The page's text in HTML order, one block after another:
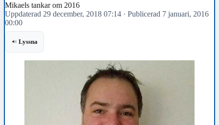
Mikaels tankar om 2016
Uppdaterad 29 december, 2018 07:14 · Publicerad 7 januari, 2016
00:00
Lyssna